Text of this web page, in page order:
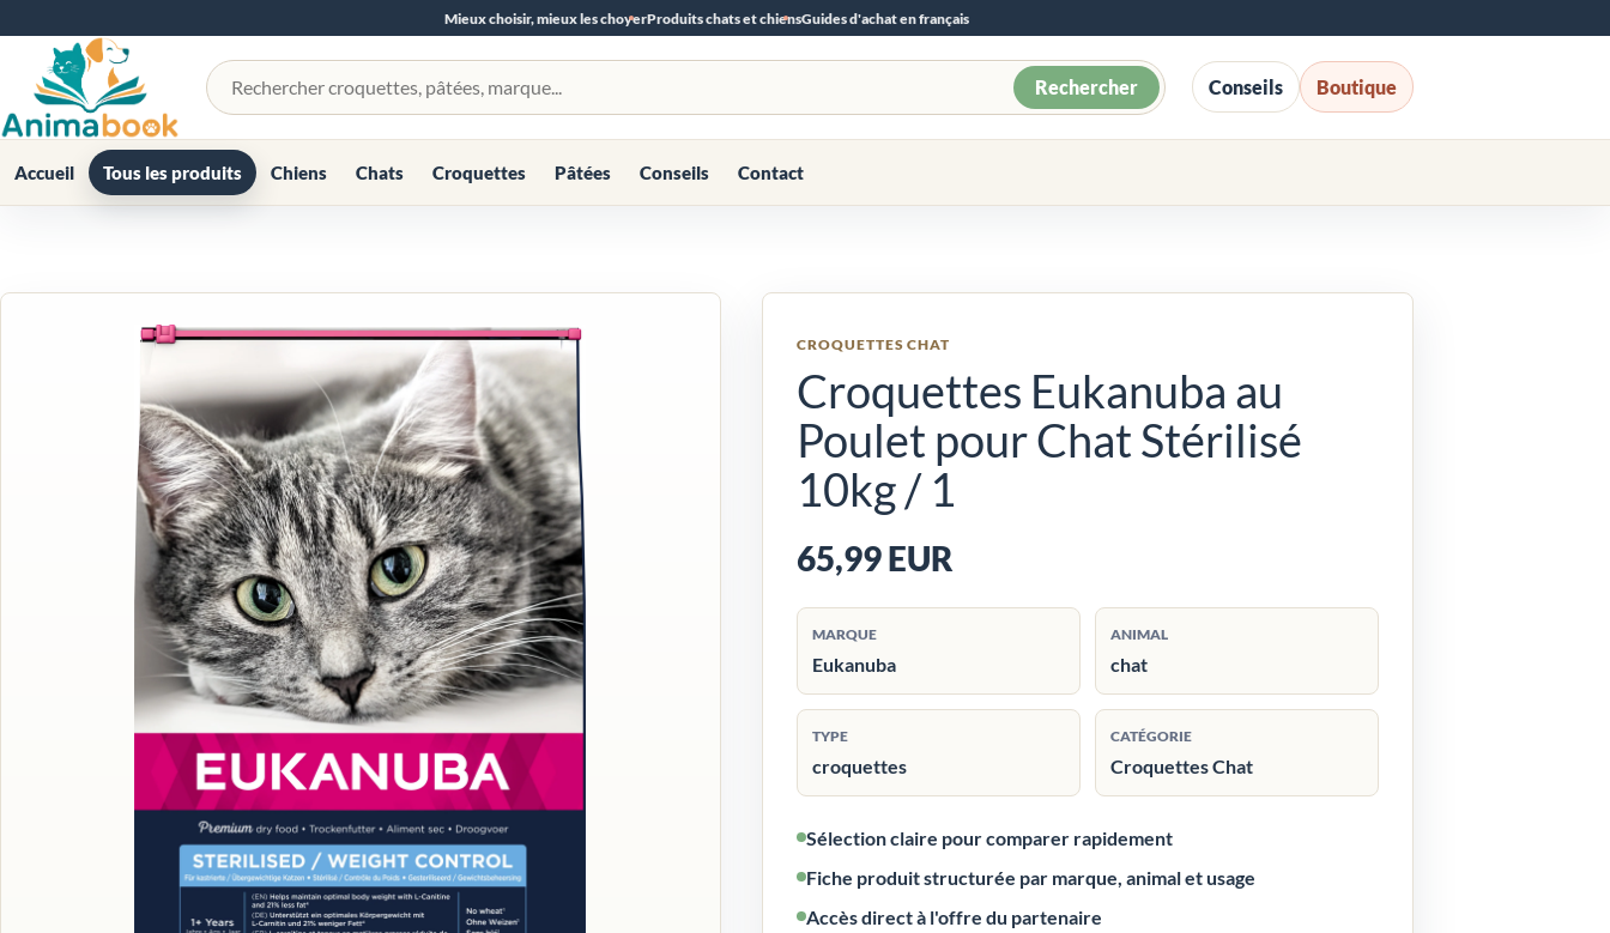
Mieux choisir, mieux les choyerProduits chats et chiensGuides d'achat en français
Rechercher un produit Rechercher Conseils Boutique
Accueil Tous les produits Chiens Chats Croquettes Pâtées Conseils Contact
CROQUETTES CHAT
Croquettes Eukanuba au
Poulet pour Chat Stérilisé
10kg / 1
65,99 EUR
MARQUE
Eukanuba
ANIMAL
chat
TYPE
croquettes
CATÉGORIE
Croquettes Chat
Sélection claire pour comparer rapidement
Fiche produit structurée par marque, animal et usage
Accès direct à l'offre du partenaire